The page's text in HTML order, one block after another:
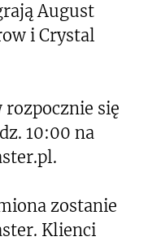
August
i Crystal
się
10:00 na
zostanie
Klienci